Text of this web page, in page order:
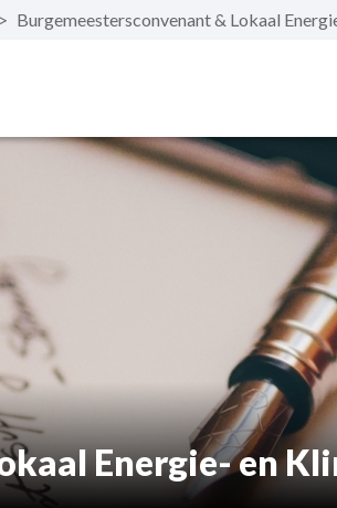
>
Energie- en